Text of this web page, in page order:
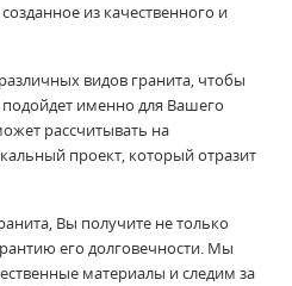
из качественного и
видов гранита, чтобы
именно для Вашего
рассчитывать на
проект, который отразит
Вы получите не только
его долговечности. Мы
материалы и следим за